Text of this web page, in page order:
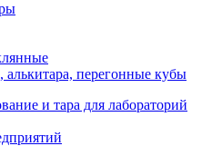
перегонные кубы
и тара для лабораторий